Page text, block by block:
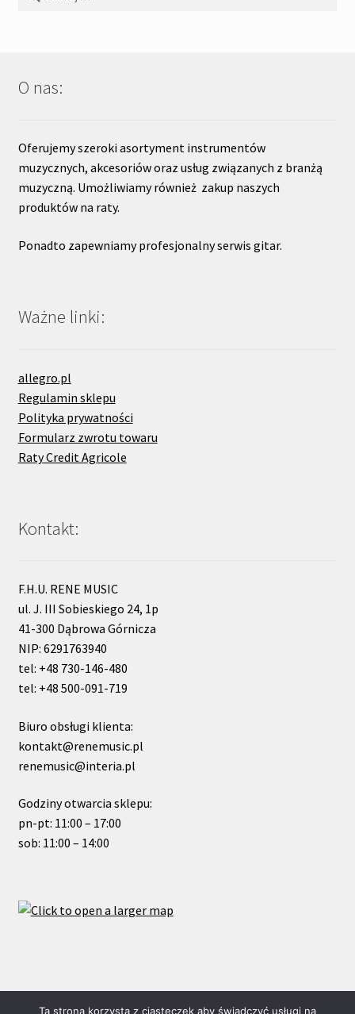
O nas:
Oferujemy szeroki asortyment instrumentów
muzycznych, akcesoriów oraz usług związanych z branżą
muzyczną. Umożliwiamy również zakup naszych
produktów na raty.
Ponadto zapewniamy profesjonalny serwis gitar.
Ważne linki:
allegro.pl
Regulamin sklepu
Polityka prywatności
Formularz zwrotu towaru
Raty Credit Agricole
Kontakt:
F.H.U. RENE MUSIC
ul. J. III Sobieskiego 24, 1p
41-300 Dąbrowa Górnicza
NIP: 6291763940
tel: +48 730-146-480
tel: +48 500-091-719
Biuro obsługi klienta:
kontakt@renemusic.pl
renemusic@interia.pl
Godziny otwarcia sklepu:
pn-pt: 11:00 – 17:00
sob: 11:00 – 14:00
© ReneMusic 2019 Powered by Michal Zalas
Ta strona korzysta z ciasteczek aby świadczyć usługi na